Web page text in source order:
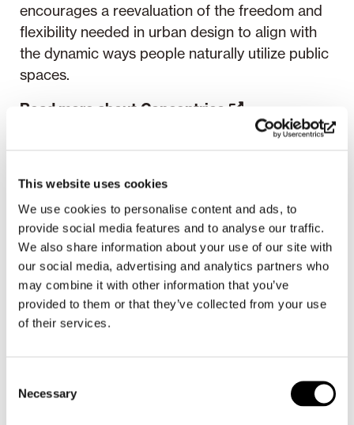
This website uses cookies
We use cookies to personalise content and ads, to
provide social media features and to analyse our traffic.
We also share information about your use of our site with
our social media, advertising and analytics partners who
may combine it with other information that you’ve
provided to them or that they’ve collected from your use
of their services.
Selection
Necessary
encourages a reevaluation of the freedom and
flexibility needed in urban design to align with
the dynamic ways people naturally utilize public
spaces.
Read more about Concentrico
RaivioBumann’s installation is supported by